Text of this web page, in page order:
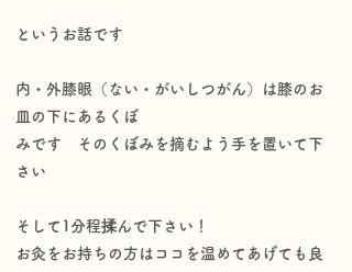
というお話です
内・外膝眼（ない・がいしつがん）は膝のお
皿の下にあるくぼ
みです そのくぼみを摘むよう手を置いて下
さい
そして1分程揉んで下さい！
お灸をお持ちの方はココを温めてあげても良